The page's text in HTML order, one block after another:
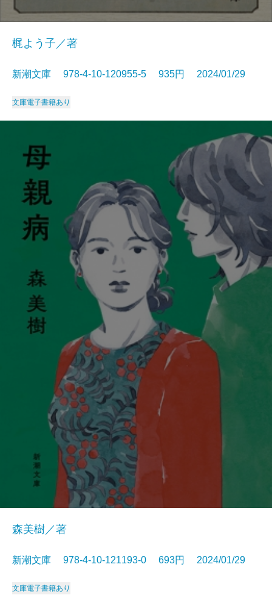
梶よう子／著
新潮文庫 978-4-10-120955-5 935円 2024/01/29
文庫電子書籍あり
森美樹／著
新潮文庫 978-4-10-121193-0 693円 2024/01/29
文庫電子書籍あり